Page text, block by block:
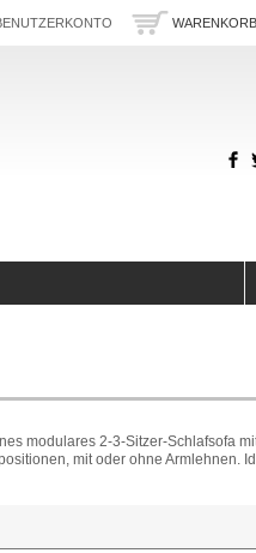
modulares 2-3-Sitzer-Schlafsofa
mit oder ohne Armlehnen.